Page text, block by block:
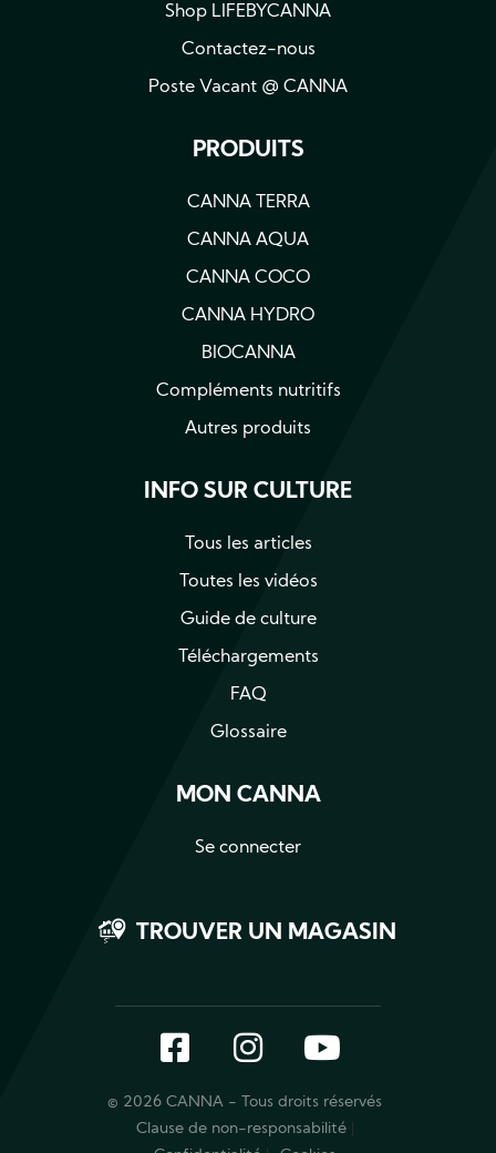
Shop LIFEBYCANNA
Contactez-nous
Poste Vacant @ CANNA
PRODUITS
CANNA TERRA
CANNA AQUA
CANNA COCO
CANNA HYDRO
BIOCANNA
Compléments nutritifs
Autres produits
INFO SUR CULTURE
Tous les articles
Toutes les vidéos
Guide de culture
Téléchargements
FAQ
Glossaire
MON CANNA
Se connecter
TROUVER UN MAGASIN
FacebookInstagram
YouTube
© 2026 CANNA - Tous droits réservés
Clause de non-responsabilité